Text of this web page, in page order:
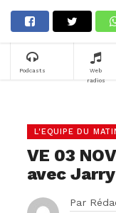
Podcasts
Web
radios
L'EQUIPE DU
VE 03
avec
Par